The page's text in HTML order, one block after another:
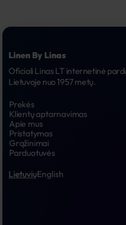
Linen By Linas
Oficiali Linas LT internetinė
Lietuvoje nuo 1957 metų.
Prekės
Klientų aptarnavimas
Apie mus
Pristatymas
Grąžinimai
Parduotuvės
LietuviųEnglish